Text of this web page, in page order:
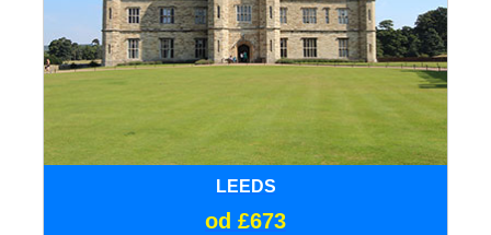
LEEDS
od £673